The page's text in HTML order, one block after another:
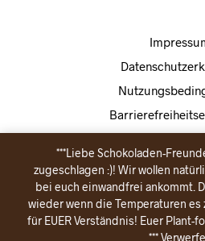
***Liebe Schokoladen-
zugeschlagen :)! Wir wollen
bei euch einwandfrei ankommt.
wieder wenn die Temperaturen es
für EUER Verständnis! Euer Plant-
***
© 2010-2026 Plant-for-the-